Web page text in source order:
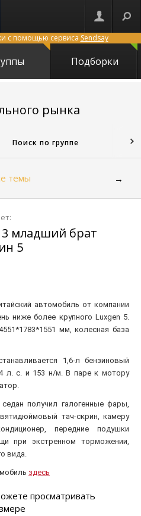
с помощью сервиса Sendsay
Подборки
рынка
Поиск по группе
темы →
3 младший брат
5
автомобиль от компании
ниже более крупного Luxgen 5.
мм, колесная база
1,6-л бензиновый
л. с. и 153 н/м. В паре к мотору
получил галогенные фары,
тач-скрин, камеру
передние подушки
при экстренном торможении,
вида.
здесь
просматривать